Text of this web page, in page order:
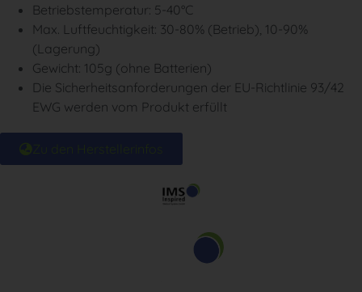
Betriebstemperatur: 5-40°C
Max. Luftfeuchtigkeit: 30-80% (Betrieb), 10-90%
(Lagerung)
Gewicht: 105g (ohne Batterien)
Die Sicherheitsanforderungen der EU-Richtlinie 93/42
EWG werden vom Produkt erfüllt